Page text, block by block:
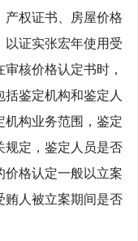
产权证书、房屋价格
以证实张宏年使用受
核价格认定书时，
鉴定机构和鉴定人
机构业务范围，鉴定
规定，鉴定人员是否
价格认定一般以立案
贿人被立案期间是否